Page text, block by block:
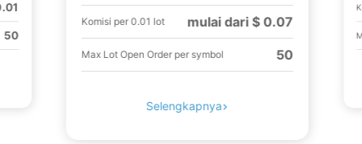
50
Komisi per 0.01 lot mulai dari $ 0.07
Max Lot Open Order per symbol 50
Selengkapnya